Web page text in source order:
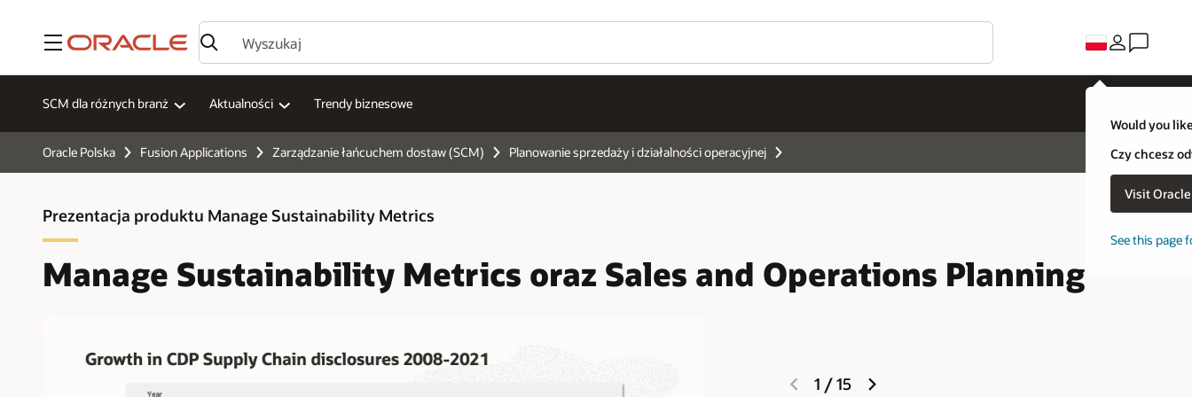
Menu
Would you
Czy chcesz
Visit
See this page
SCM dla różnych branż Aktualności Trendy biznesowe
Oracle Polska Fusion Applications Zarządzanie łańcuchem dostaw (SCM) Planowanie sprzedaży i działalności operacyjnej
Prezentacja produktu Manage Sustainability Metrics
Manage Sustainability Metrics oraz Sales and Operations Planning
previous
slide
1 /15